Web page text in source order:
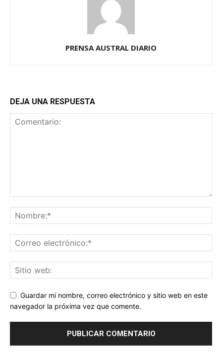
PRENSA AUSTRAL DIARIO
DEJA UNA RESPUESTA
Guardar mi nombre, correo electrónico y sitio web en este
navegador la próxima vez que comente.